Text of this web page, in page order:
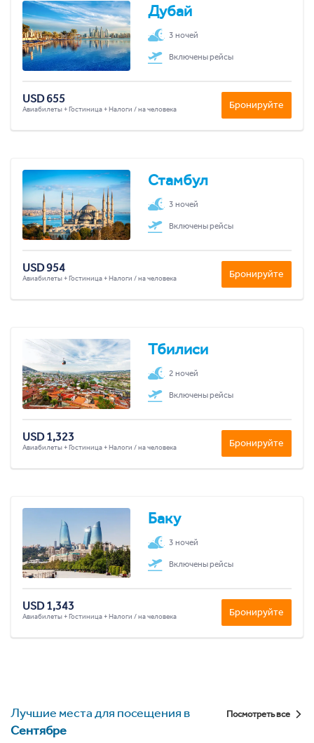
Дубай
3 ночей
Включены рейсы
USD 655
Авиабилеты + Гостиница + Налоги / на человека Бронируйте
Стамбул
3 ночей
Включены рейсы
USD 954
Авиабилеты + Гостиница + Налоги / на человека Бронируйте
Тбилиси
2 ночей
Включены рейсы
USD 1,323
Авиабилеты + Гостиница + Налоги / на человека Бронируйте
Баку
3 ночей
Включены рейсы
USD 1,343
Авиабилеты + Гостиница + Налоги / на человека Бронируйте
Лучшие места для посещения в
Сентябре
Посмотреть все